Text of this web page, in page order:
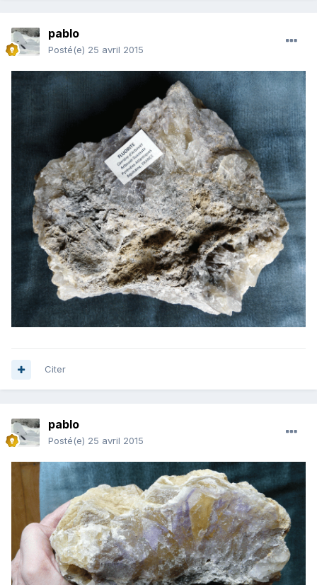
pablo
Posté(e) 25 avril 2015
Citer
pablo
Posté(e) 25 avril 2015